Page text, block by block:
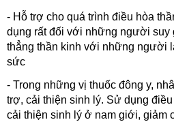
- Hỗ trợ cho quá trình điều hòa
dụng rất đối với những người suy
thẳng thần kinh với những người
sức
- Trong những vị thuốc đông y,
trợ, cải thiện sinh lý. Sử dụng
cải thiện sinh lý ở nam giới, giảm